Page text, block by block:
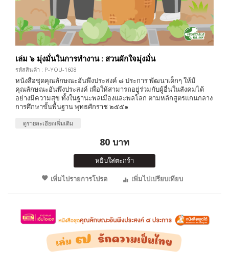
เล่ม ๖ มุ่งมั่นในการทำงาน : สวนผักใจมุ่งมั่น
รหัสสินค้า : P-YOU-1608
หนังสือชุดคุณลักษณะอันพึงประสงค์ ๘ ประการ พัฒนาเด็กๆ ให้มี
คุณลักษณะอันพึงประสงค์ เพื่อให้สามารถอยู่ร่วมกับผู้อื่นในสังคมได้
อย่างมีความสุข ทั้งในฐานะพลเมืองและพลโลก ตามหลักสูตรแกนกลาง
การศึกษาขั้นพื้นฐาน พุทธศักราช ๒๕๕๑
ดูรายละเอียดเพิ่มเติม
80 บาท
หยิบใส่ตะกร้า
เพิ่มไปรายการโปรด
เพิ่มไปเปรียบเทียบ